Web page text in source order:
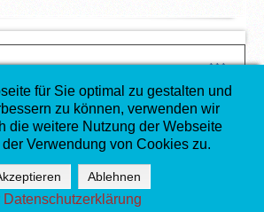
↑↑↑
Jüdische Zusammenarbeit in
Koordinierungsrat der
Jüdische Zusammenarbeit
für Sie optimal zu gestalten und
zu können, verwenden wir
die weitere Nutzung der Webseite
Verwendung von Cookies zu.
Ablehnen
Datenschutzerklärung